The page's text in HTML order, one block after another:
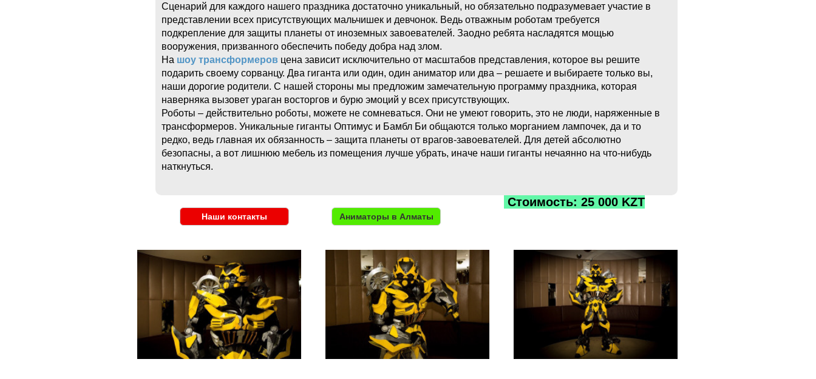
Сценарий для каждого нашего праздника достаточно уникальный, но обязательно подразумевает участие в
представлении всех присутствующих мальчишек и девчонок. Ведь отважным роботам требуется
подкрепление для защиты планеты от иноземных завоевателей. Заодно ребята насладятся мощью
вооружения, призванного обеспечить победу добра над злом.
На шоу трансформеров цена зависит исключительно от масштабов представления, которое вы решите
подарить своему сорванцу. Два гиганта или один, один аниматор или два – решаете и выбираете только вы,
наши дорогие родители. С нашей стороны мы предложим замечательную программу праздника, которая
наверняка вызовет ураган восторгов и бурю эмоций у всех присутствующих.
Роботы – действительно роботы, можете не сомневаться. Они не умеют говорить, это не люди, наряженные в
трансформеров. Уникальные гиганты Оптимус и Бамбл Би общаются только морганием лампочек, да и то
редко, ведь главная их обязанность – защита планеты от врагов-завоевателей. Для детей абсолютно
безопасны, а вот лишнюю мебель из помещения лучше убрать, иначе наши гиганты нечаянно на что-нибудь
наткнуться.
Наши контакты Аниматоры в Алматы
Стоимость: 25 000 KZT